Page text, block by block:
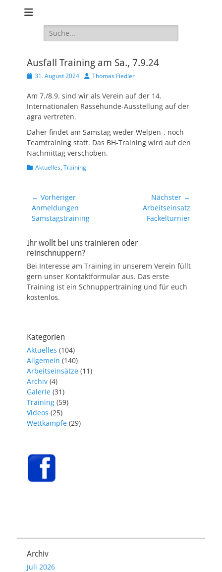
Verein HSV
Markkleeberg /
Leipzig Süd e.V.
Suchen
nach:
Ausfall Training am Sa., 7.9.24
Veröffentlicht
31. August 2024 AutorThomas Fiedler
Am 7./8.9. sind wir als Verein auf der 14.
Internationalen Rassehunde-Ausstellung auf der
agra vertreten.
Daher findet am Samstag weder Welpen-, noch
Teamtraining statt. Das BH-Training wird auf den
Nachmittag verschoben.
Kategorien
Aktuelles, Training
Beitragsnavigation
← Vorheriger
Vorheriger
Beitrag:
Anmeldungen
Samstagstraining
Nächster →
Arbeitseinsatz
Fackelturnier
Ihr wollt bei uns trainieren oder
reinschnuppern?
Bei Interesse am Training in unserem Verein füllt
gern unser Kontaktformular aus. Das erste
Training ist ein Schnuppertraining und für euch
kostenlos.
Kategorien
Aktuelles (104)
Allgemein (140)
Arbeitseinsätze (11)
Archiv (4)
Galerie (31)
Training (59)
Videos (25)
Wettkämpfe (29)
Archiv
Juli 2026